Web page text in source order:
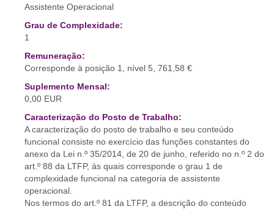
Assistente Operacional
Grau de Complexidade:
1
Remuneração:
Corresponde à posição 1, nível 5, 761,58 €
Suplemento Mensal:
0,00 EUR
Caracterização do Posto de Trabalho:
A caracterização do posto de trabalho e seu conteúdo
funcional consiste no exercício das funções constantes do
anexo da Lei n.º 35/2014, de 20 de junho, referido no n.º 2 do
art.º 88 da LTFP, às quais corresponde o grau 1 de
complexidade funcional na categoria de assistente
operacional.
Nos termos do art.º 81 da LTFP, a descrição do conteúdo